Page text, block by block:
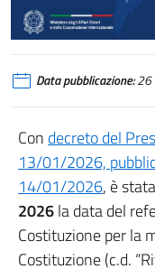
Data pubblicazione:26
Condecreto del
13/01/2026,
14/01/2026, è
2026la data del
Costituzione per la
Costituzione (c.d.